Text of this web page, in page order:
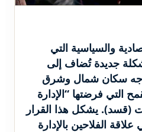
والسياسية التي
جديدة تُضاف إلى
سكان شمال وشرق
التي فرضتها “الإدارة
(قسد). يشكل هذا القرار
الفلاحين بالإدارة